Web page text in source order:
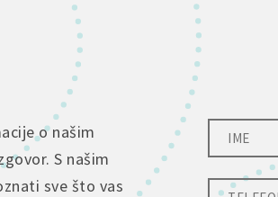
o našim
S našim
sve što vas